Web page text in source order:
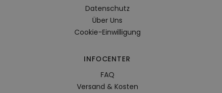
Datenschutz
Über Uns
Cookie-Einwilligung
INFOCENTER
FAQ
Versand & Kosten